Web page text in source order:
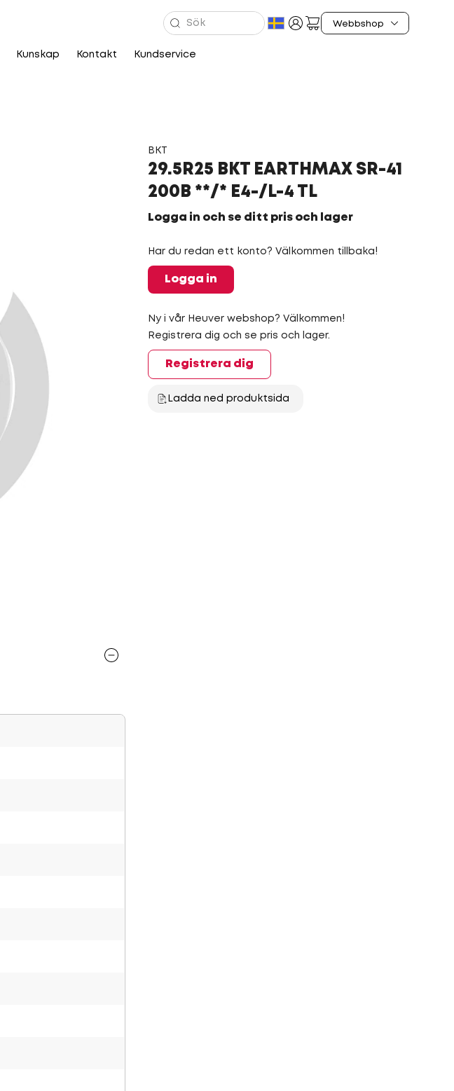
Kunskap Kontakt Kundservice
BKT
29.5R25 BKT EARTHMAX SR-41
200B **/* E4-/L-4 TL
Logga in och se ditt pris och lager
Har du redan ett konto? Välkommen tillbaka!
Logga in
Ny i vår Heuver webshop? Välkommen!
Registrera dig och se pris och lager.
Registrera dig
Ladda ned produktsida